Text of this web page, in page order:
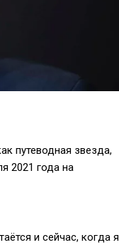
путеводная звезда,
2021 года на
и сейчас, когда я